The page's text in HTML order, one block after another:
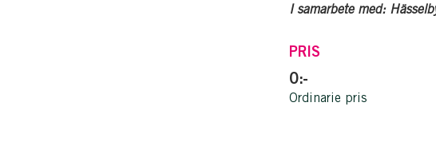
I samarbete med:
PRIS
0:-
Ordinarie pris